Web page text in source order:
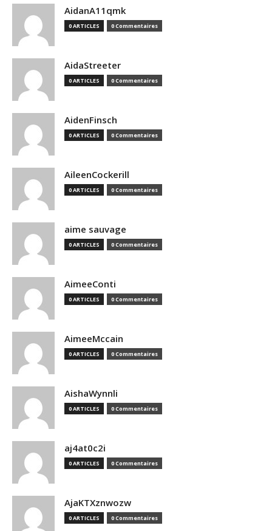
AidanA11qmk
0 ARTICLES 0 Commentaires
AidaStreeter
0 ARTICLES 0 Commentaires
AidenFinsch
0 ARTICLES 0 Commentaires
AileenCockerill
0 ARTICLES 0 Commentaires
aime sauvage
0 ARTICLES 0 Commentaires
AimeeConti
0 ARTICLES 0 Commentaires
AimeeMccain
0 ARTICLES 0 Commentaires
AishaWynnli
0 ARTICLES 0 Commentaires
aj4at0c2i
0 ARTICLES 0 Commentaires
AjaKTXznwozw
0 ARTICLES 0 Commentaires